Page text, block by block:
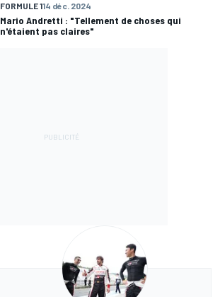
FORMULE 114 déc. 2024
Mario Andretti : "Tellement de choses qui
n'étaient pas claires"